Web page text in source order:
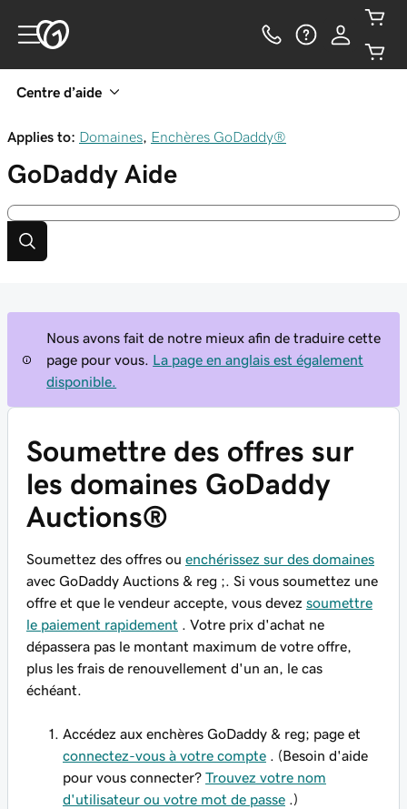
Centre d’aide
Applies to: Domaines Enchères GoDaddy®
GoDaddy Aide
Nous avons fait de notre mieux afin de traduire cette
page pour vous.
La page en anglais est également
disponible.
Soumettre des offres sur
les domaines GoDaddy
Auctions®
Soumettez des offres ou enchérissez sur des domaines
avec GoDaddy Auctions & reg ;. Si vous soumettez une
offre et que le vendeur accepte, vous devez soumettre
le paiement rapidement . Votre prix d'achat ne
dépassera pas le montant maximum de votre offre,
plus les frais de renouvellement d'un an, le cas
échéant.
Accédez aux enchères GoDaddy & reg; page et
connectez-vous à votre compte . (Besoin d'aide
pour vous connecter? Trouvez votre nom
d'utilisateur ou votre mot de passe .)